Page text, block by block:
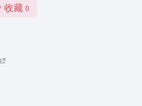
收藏 0